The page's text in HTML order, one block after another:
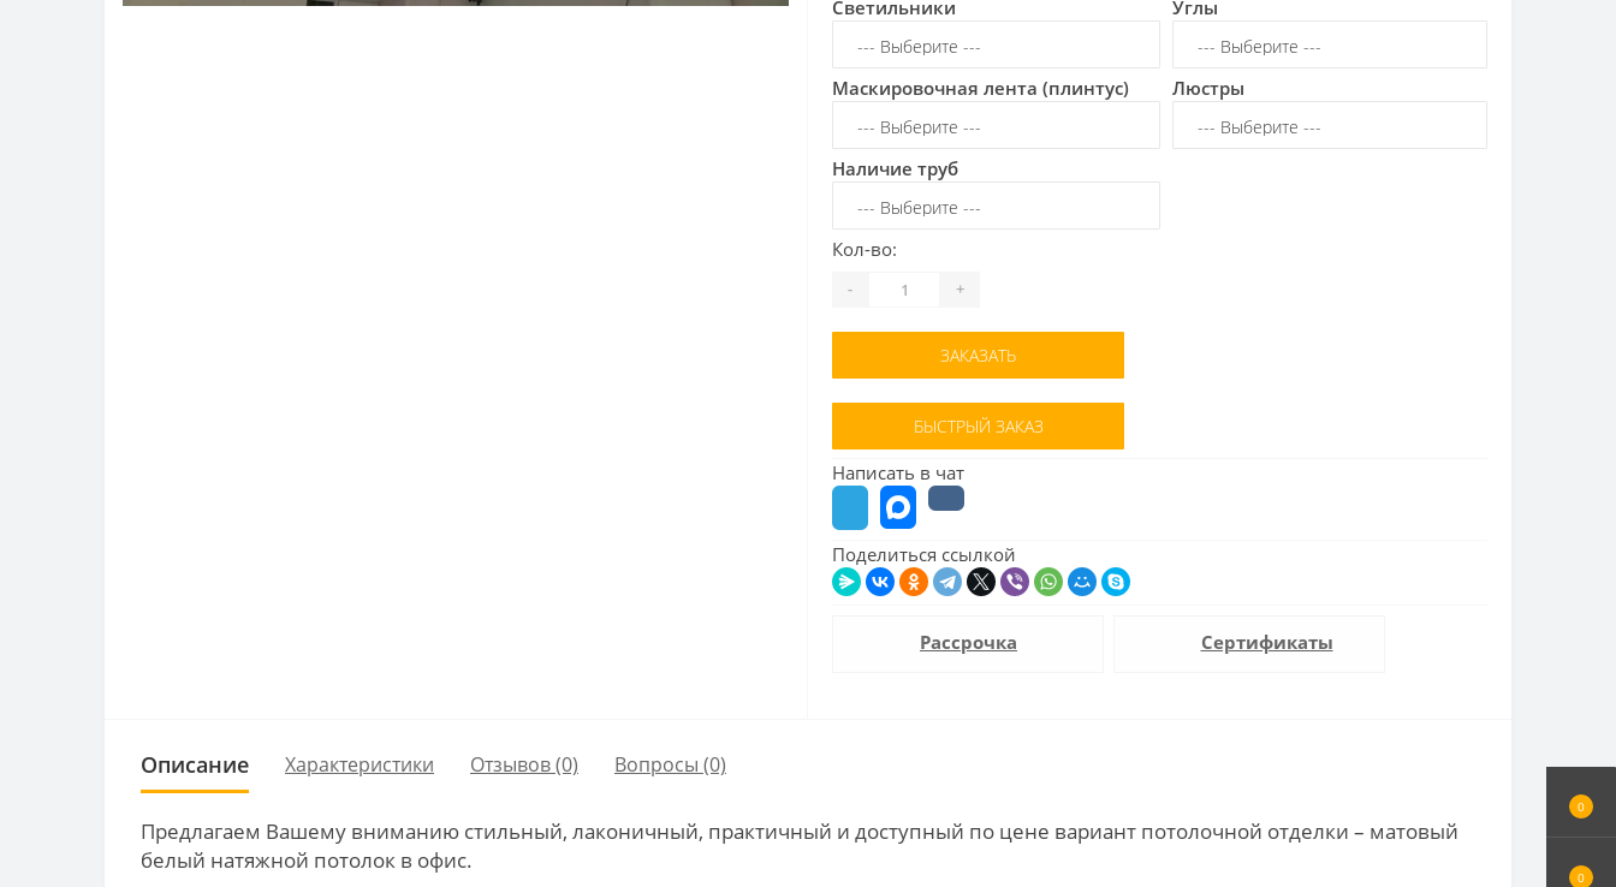
0
0
Светильники Углы
Маскировочная лента (плинтус) Люстры
Наличие труб
Кол-во:
- +
ЗАКАЗАТЬ
БЫСТРЫЙ ЗАКАЗ
Написать в чат
Поделиться ссылкой
Рассрочка Сертификаты
Описание Характеристики Отзывов (0) Вопросы (0)
Предлагаем Вашему вниманию стильный, лаконичный, практичный и доступный по цене вариант потолочной отделки – матовый
белый натяжной потолок в офис.